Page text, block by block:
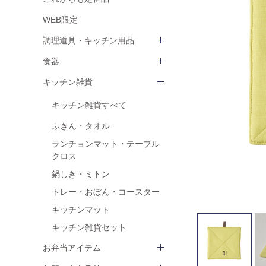
WEB限定
調理道具・キッチン用品
食器
キッチン雑貨
キッチン雑貨すべて
ふきん・タオル
ランチョンマット・テーブル
クロス
鍋しき・ミトン
トレー・おぼん・コースター
キッチンマット
キッチン雑貨セット
お弁当アイテム